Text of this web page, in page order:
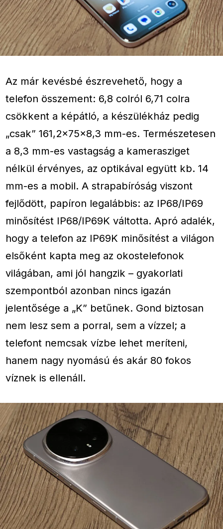
Az már kevésbé észrevehető, hogy a
telefon összement: 6,8 colról 6,71 colra
csökkent a képátló, a készülékház pedig
„csak” 161,2×75×8,3 mm-es. Természetesen
a 8,3 mm-es vastagság a kamerasziget
nélkül érvényes, az optikával együtt kb. 14
mm-es a mobil. A strapabíróság viszont
fejlődött, papíron legalábbis: az IP68/IP69
minősítést IP68/IP69K váltotta. Apró adalék,
hogy a telefon az IP69K minősítést a világon
elsőként kapta meg az okostelefonok
világában, ami jól hangzik – gyakorlati
szempontból azonban nincs igazán
jelentősége a „K” betűnek. Gond biztosan
nem lesz sem a porral, sem a vízzel; a
telefont nemcsak vízbe lehet meríteni,
hanem nagy nyomású és akár 80 fokos
víznek is ellenáll.